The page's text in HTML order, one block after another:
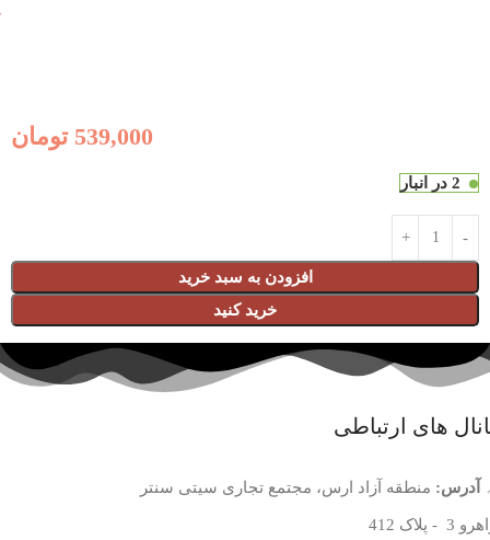
539,000 تومان
2 در انبار
افزودن به سبد خرید
خرید کنید
های ارتباطی
آدرس: منطقه آزاد ارس، مجتمع تجاری سیتی سنتر
3 - پلاک 412